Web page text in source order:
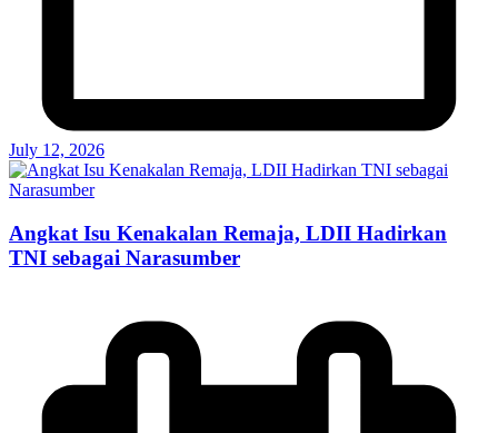
July 12, 2026
Angkat Isu Kenakalan Remaja, LDII Hadirkan
TNI sebagai Narasumber